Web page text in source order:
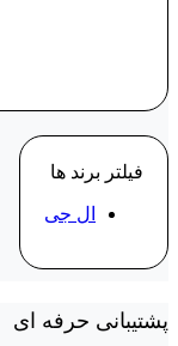
فیلتر برند ها
ال جی
پشتیبانی حرفه ای